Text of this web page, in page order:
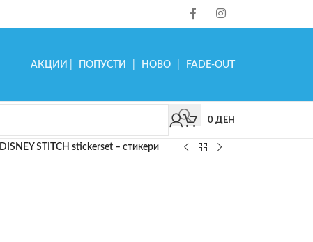
АКЦИИ ПОПУСТИ НОВО FADE-OUT
0 ДЕН
DISNEY STITCH stickerset – стикери